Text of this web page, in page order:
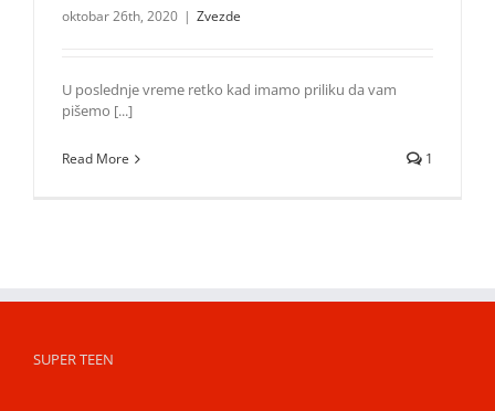
oktobar 26th, 2020 | Zvezde
U poslednje vreme retko kad imamo priliku da vam
pišemo [...]
Read More 1
SUPER TEEN